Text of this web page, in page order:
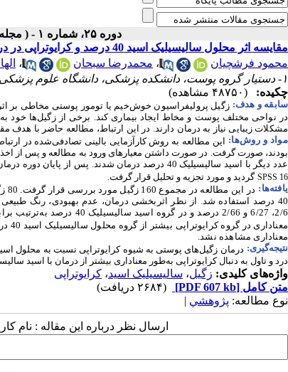
دوره ۲۵، شماره ۱ - ( مجله پزشکی بالینی ابن سینا ـ بهار ۱۳۹۷ )
مقایسه اثر محلول سالیسیلیک اسید 40 درصد و کرایوتراپی در درمان Extra Genital Wart
محمود فرشچیان
، محمدرضا سبحان ،
۱- دستیار گروه پوست، دانشکده پزشکی، دانشگاه علوم پزشکی همدان، همدان، ایران ،
چکیده:
(۴۸۷۵۰ مشاهده)
سابقه و هدف: زگیل پرولیفراسیون خوش‌خیم یا تومور پوستی مخاطی بر
در نواحی مختلف پوست و مخاط ایجاد بیماری کند.
برخی از زگیل‌ها خود
مشکلات زیبایی نیاز به درمان دارند. در این ارتباط، مطالعه حاضر با هدف
مواد و روش‌‌ها: این مطالعه به روش کارآزمایی بالینی تصادفی‌شده در
بودند، صورت گرفت. در صورت داشتن معیارهای ورود به مطالعه و پس از اخذ
عدد دیگر با اسید سالیسیلیک 40 درصد درمان شدند. پس از پایان دوره درمان، میزان بهبود و عوارض در هر دو گروه بررسی گردید.
SPSS 16 گردید و مورد تجزیه و تحلیل قرار گرفت.
یافته‌ها:
40 درصد استفاده شد. از نظر اثربخشی درمان، عدم بهبودی، رنگ
2/6، 6/27 و 2/66 درصد و در گروه اسید سالیسیلیک 40 درصد به‌ترتیب برابر با 2/16، 8/38 و 0/42 درصد بود (
معناداری در گروه کرایوتراپی بیشتر از گروه محلول سالیسیلیک اسید 40 درصد بود (001/0
معناداری مشاهده نشد.
نتیجه‌گیری:
درد و تاول به دنبال کرایوتراپی به‌طور معناداری بیشتر از درمان با اسید سالیسیلیک 40
واژه‌های کلیدی: زگیل، سالیسیلیک اسید، کرایوتراپی
متن کامل [PDF 607 kb]
(۲۶۸۴ دریافت)
نوع مطالعه: پژوهشي |
ارسال نظر درباره این مقاله : نام